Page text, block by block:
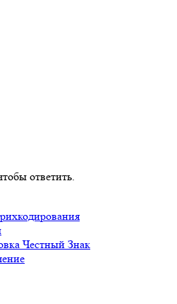
ответить.
Честный Знак